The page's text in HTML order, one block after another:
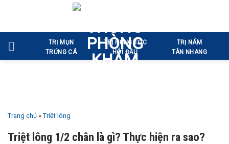
nội
dung
TRỊ MỤN
TRỨNG CÁ
TRỊ RỤNG TÓC
HÓI ĐẦU
TRỊ NÁM
TÀN NHANG
Trang chủ » Triệt lông
Triệt lông 1/2 chân là gì? Thực hiện ra sao?